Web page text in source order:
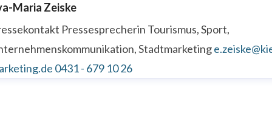
Maria Zeiske
Pressesprecherin Tourismus, Sport,
Stadtmarketing
0431 - 679 10 26